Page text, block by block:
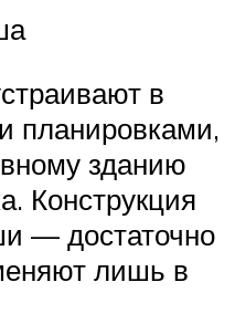
в
планировками,
зданию
Конструкция
— достаточно
лишь в